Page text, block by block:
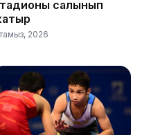
салынып
2026